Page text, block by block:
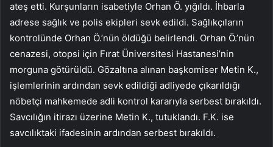
ateş etti. Kurşunların isabetiyle Orhan Ö. yığıldı. İhbarla
adrese sağlık ve polis ekipleri sevk edildi. Sağlıkçıların
kontrolünde Orhan Ö.’nün öldüğü belirlendi. Orhan Ö.’nün
cenazesi, otopsi için Fırat Üniversitesi Hastanesi’nin
morguna götürüldü. Gözaltına alınan başkomiser Metin K.,
işlemlerinin ardından sevk edildiği adliyede çıkarıldığı
nöbetçi mahkemede adli kontrol kararıyla serbest bırakıldı.
Savcılığın itirazı üzerine Metin K., tutuklandı. F.K. ise
savcılıktaki ifadesinin ardından serbest bırakıldı.